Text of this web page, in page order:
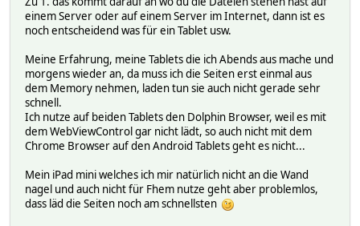
einem Server oder auf einem Server im Internet, dann ist es
noch entscheidend was für ein Tablet usw.
Meine Erfahrung, meine Tablets die ich Abends aus mache und
morgens wieder an, da muss ich die Seiten erst einmal aus
dem Memory nehmen, laden tun sie auch nicht gerade sehr
schnell.
Ich nutze auf beiden Tablets den Dolphin Browser, weil es mit
dem WebViewControl gar nicht lädt, so auch nicht mit dem
Chrome Browser auf den Android Tablets geht es nicht...
Mein iPad mini welches ich mir natürlich nicht an die Wand
nagel und auch nicht für Fhem nutze geht aber problemlos,
dass läd die Seiten noch am schnellsten